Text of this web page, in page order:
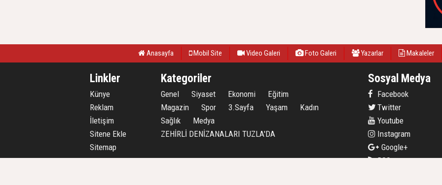
Anasayfa Mobil Site Video Galeri Foto Galeri Yazarlar Makaleler
Linkler
Künye
Reklam
İletişim
Sitene Ekle
Sitemap
Kategoriler
Genel Siyaset Ekonomi
Eğitim
Magazin
Spor 3.Sayfa Yaşam
Kadın
Sağlık
Medya
ZEHİRLİ DENİZANALARI TUZLA'DA
Sosyal Medya
Facebook
Twitter
Youtube
Instagram
Google+
RSS